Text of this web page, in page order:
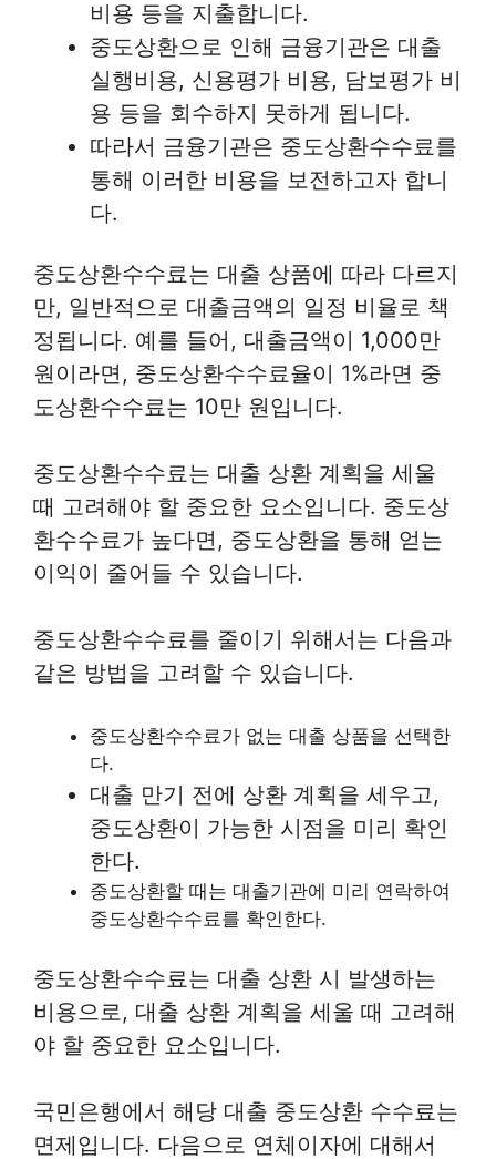
비용 등을 지출합니다.
중도상환으로 인해 금융기관은 대출
실행비용, 신용평가 비용, 담보평가 비
용 등을 회수하지 못하게 됩니다.
따라서 금융기관은 중도상환수수료를
통해 이러한 비용을 보전하고자 합니
다.
중도상환수수료는 대출 상품에 따라 다르지
만, 일반적으로 대출금액의 일정 비율로 책
정됩니다. 예를 들어, 대출금액이 1,000만
원이라면, 중도상환수수료율이 1%라면 중
도상환수수료는 10만 원입니다.
중도상환수수료는 대출 상환 계획을 세울
때 고려해야 할 중요한 요소입니다. 중도상
환수수료가 높다면, 중도상환을 통해 얻는
이익이 줄어들 수 있습니다.
중도상환수수료를 줄이기 위해서는 다음과
같은 방법을 고려할 수 있습니다.
중도상환수수료가 없는 대출 상품을 선택한
다.
대출 만기 전에 상환 계획을 세우고,
중도상환이 가능한 시점을 미리 확인
한다.
중도상환할 때는 대출기관에 미리 연락하여
중도상환수수료를 확인한다.
중도상환수수료는 대출 상환 시 발생하는
비용으로, 대출 상환 계획을 세울 때 고려해
야 할 중요한 요소입니다.
국민은행에서 해당 대출 중도상환 수수료는
면제입니다. 다음으로 연체이자에 대해서